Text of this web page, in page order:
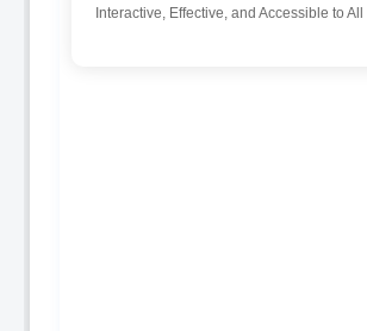
Interactive, Effective, and Accessible to All